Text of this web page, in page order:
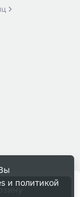
характер и ни
определяемой
и политикой